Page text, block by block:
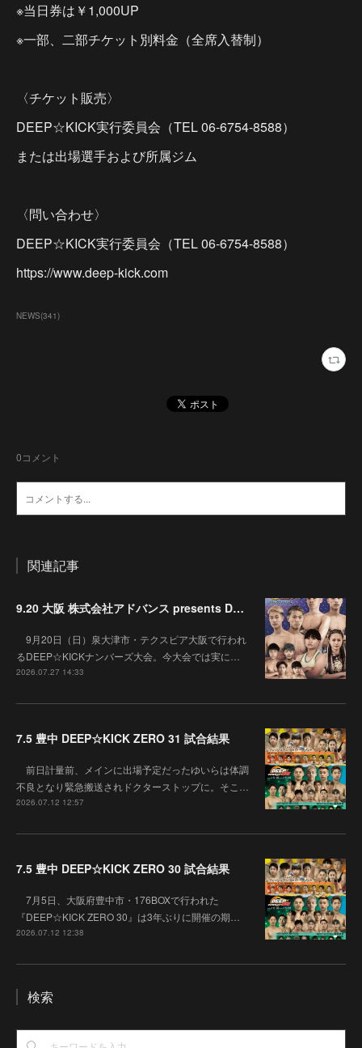
※当日券は￥1,000UP
※一部、二部チケット別料金（全席入替制）
〈チケット販売〉
DEEP☆KICK実行委員会（TEL 06-6754-8588）
または出場選手および所属ジム
〈問い合わせ〉
DEEP☆KICK実行委員会（TEL 06-6754-8588）
https://www.deep-kick.com
NEWS(341)
0コメント
関連記事
9.20 大阪 株式会社アドバンス presents DEEP☆KICK 79･80 7月の準決勝を勝ち抜いた6名による-53kg･-65kg･QUEEN-46kgと3つの王座決定戦の開催が決定！
9月20日（日）泉大津市・テクスピア大阪で行われ
るDEEP☆KICKナンバーズ大会。今大会では実に…
2026.07.27 14:33
7.5 豊中 DEEP☆KICK ZERO 31 試合結果
前日計量前、メインに出場予定だったゆいらは体調
不良となり緊急搬送されドクターストップに。そこ…
2026.07.12 12:57
7.5 豊中 DEEP☆KICK ZERO 30 試合結果
7月5日、大阪府豊中市・176BOXで行われた
『DEEP☆KICK ZERO 30』は3年ぶりに開催の期…
2026.07.12 12:38
検索